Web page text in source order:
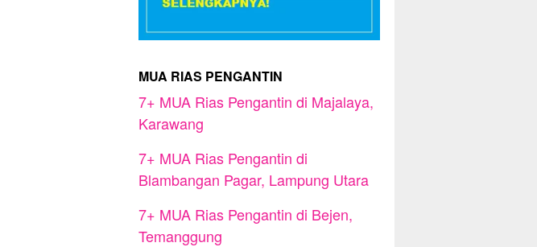
MUA RIAS PENGANTIN
7+ MUA Rias Pengantin di Majalaya,
Karawang
7+ MUA Rias Pengantin di
Blambangan Pagar, Lampung Utara
7+ MUA Rias Pengantin di Bejen,
Temanggung